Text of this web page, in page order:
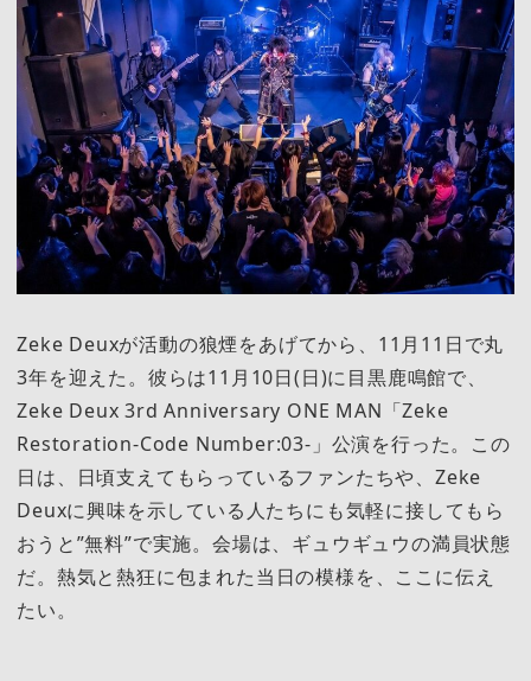
Zeke Deuxが活動の狼煙をあげてから、11月11日で丸
3年を迎えた。彼らは11月10日(日)に目黒鹿鳴館で、
Zeke Deux 3rd Anniversary ONE MAN「Zeke
Restoration-Code Number:03-」公演を行った。この
日は、日頃支えてもらっているファンたちや、Zeke
Deuxに興味を示している人たちにも気軽に接してもら
おうと”無料”で実施。会場は、ギュウギュウの満員状態
だ。熱気と熱狂に包まれた当日の模様を、ここに伝え
たい。